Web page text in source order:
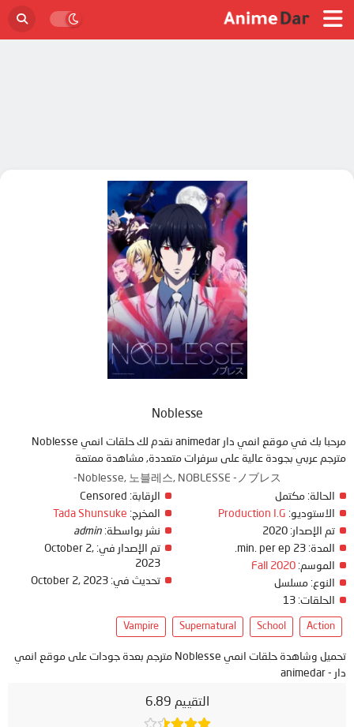
التقييم 6.89
Noblesse
مرحبا بك في موقع انمي دار animedar نقدم لك حلقات انمي Noblesse
مترجم عربي بجودة عالية على سرفرات متعددة, مشاهدة ممتعة
Noblesse, 노블레스, NOBLESSE -ノブレス-
الحالة: مكتمل
الاستوديو: Production I.G
تم الإصدار:
المدة:
الموسم: Fall 2020
النوع: مسلسل
الحلقات:
الرقابة:
المخرج: Tada Shunsuke
نشر بواسطة: admin
تم الإصدار في: October 2,
2023
تحديث في: October 2, 2023
Action
School
Supernatural
Vampire
تحميل وشاهدة حلقات انمي Noblesse مترجم بعدة جودات على موقع انمي
دار - animedar